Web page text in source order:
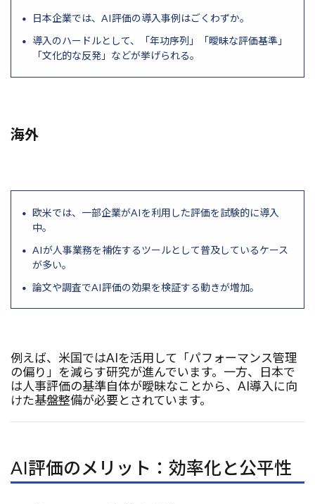
日本企業では、AI評価の導入事例はごくわずか。
導入のハードルとして、「年功序列」「曖昧な評価基準」
「文化的な反発」などが挙げられる。
海外
欧米では、一部企業がAIを利用した評価を試験的に導入
中。
AIが人事業務を補佐するツールとして普及しているケース
が多い。
論文や調査でAI評価の効果を検証する動きが増加。
例えば、米国ではAIを活用して「パフォーマンス管理
の偏り」を減らす研究が進んでいます。一方、日本で
は人事評価の基準自体が曖昧なことから、AI導入に向
けた基盤整備が必要とされています。
AI評価のメリット：効率化と公平性